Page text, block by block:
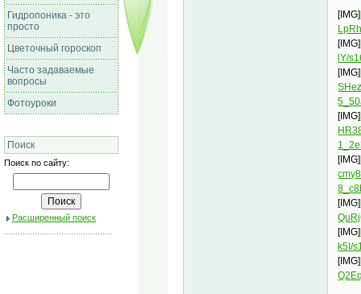
Гидропоника - это
просто
Цветочный гороскоп
Часто задаваемые
вопросы
Фотоуроки
Поиск
Поиск по сайту:
Расширенный поиск
[IMG]
[IMG]
lY/
[IMG]
[IMG]
[IMG]
[IMG]
[IMG]
k5I/
[IMG]